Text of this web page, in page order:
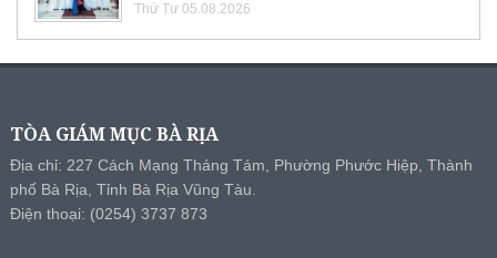
Thứ Tư 05.08.2026
TÒA GIÁM MỤC BÀ RỊA
Địa chỉ: 227 Cách Mạng Tháng Tám, Phường Phước Hiệp, Thành
phố Bà Rịa, Tỉnh Bà Rịa Vũng Tàu.
Điện thoại: (0254) 3737 873